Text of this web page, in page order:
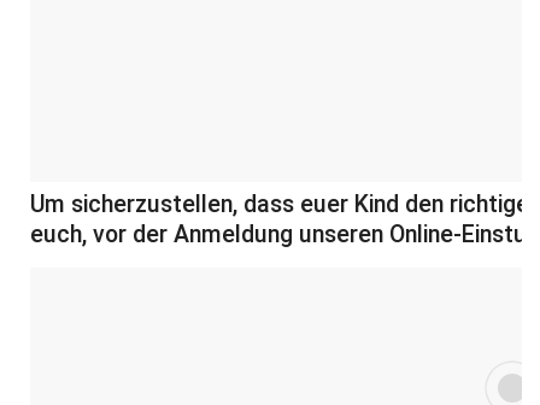
Um sicherzustellen, dass euer Kind den
euch, vor der Anmeldung unseren Online-